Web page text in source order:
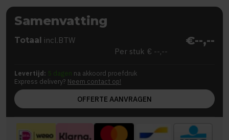
Samenvatting
Totaal incl.BTW €--,--
Per stuk € --,--
Levertijd: 5 dagen na akkoord proefdruk
Express delivery? Neem contact op!
OFFERTE AANVRAGEN